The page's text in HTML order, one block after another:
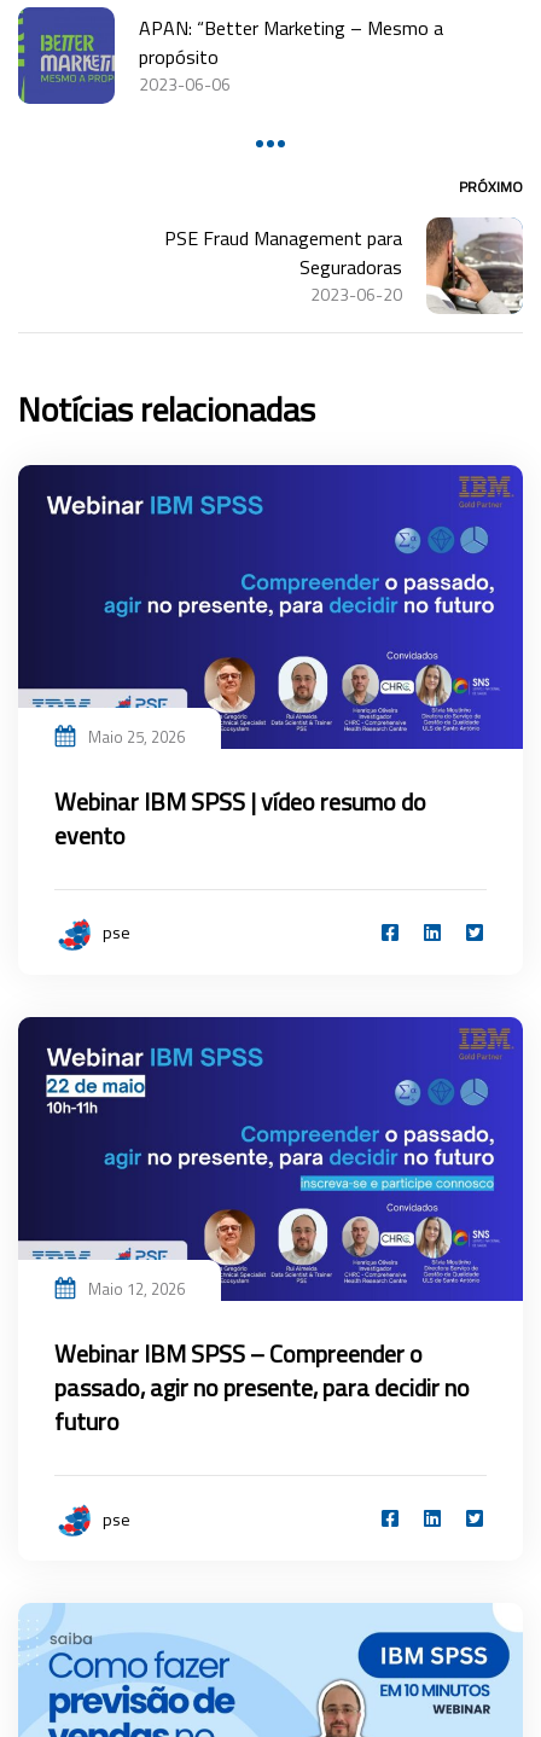
APAN: “Better Marketing – Mesmo a
propósito
2023-06-06
PRÓXIMO
PSE Fraud Management para
Seguradoras
2023-06-20
Notícias relacionadas
Maio 25, 2026
Webinar IBM SPSS | vídeo resumo do
evento
pse
Maio 12, 2026
Webinar IBM SPSS – Compreender o
passado, agir no presente, para decidir no
futuro
pse